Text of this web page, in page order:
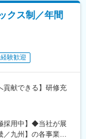
クス制／年間
験歓迎
貢献できる】研修充
採用中】◆当社が展
／九州】の各事業所